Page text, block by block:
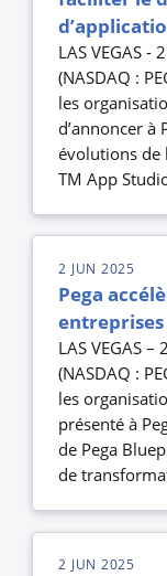
LAS VEGAS -
(NASDAQ :
les
d’annoncer
évolutions de
TM App
2 JUN 2025
Pega
entreprises
LAS VEGAS
(NASDAQ :
les
présenté à
de Pega
de
2 JUN 2025